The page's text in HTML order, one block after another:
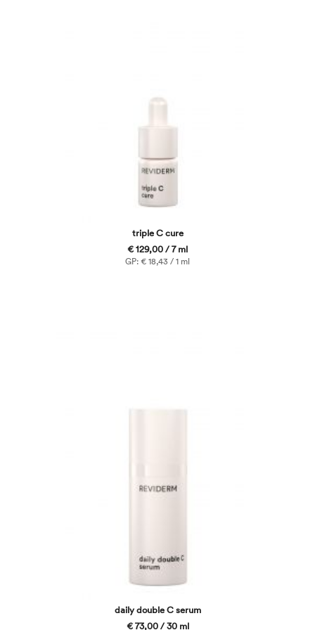
triple C cure
€ 129,00 / 7 ml
GP: € 18,43 / 1 ml
daily double C serum
€ 73,00 / 30 ml